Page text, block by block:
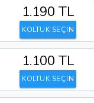
1.190 TL
KOLTUK SEÇİN
1.100 TL
KOLTUK SEÇİN